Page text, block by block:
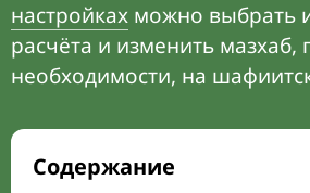
настройках можно выбрать
расчёта и изменить мазхаб,
необходимости, на
Содержание